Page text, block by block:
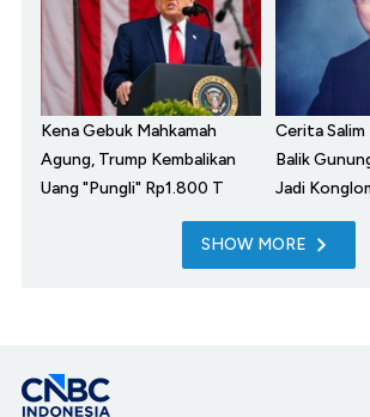
Kena Gebuk Mahkamah
Agung, Trump Kembalikan
Uang "Pungli" Rp1.800 T
Cerita
Balik
Jadi
SHOW MORE